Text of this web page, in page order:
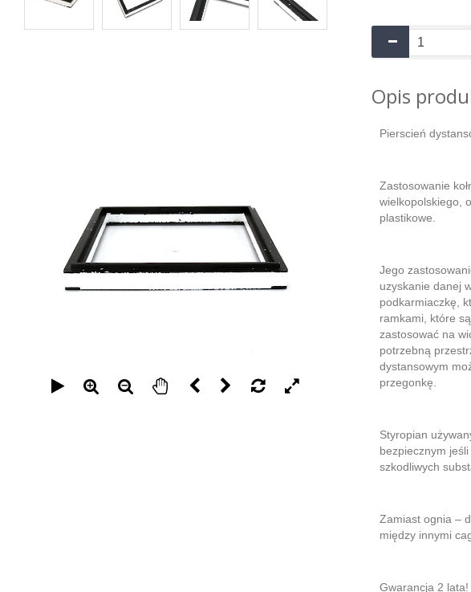
Opis
Pierscień
Zastosowanie
wielkopolskiego,
plastikowe.
Jego
uzyskanie danej
podkarmiaczkę,
ramkami, które
zastosować na
potrzebną
dystansowym
przegonkę.
Styropian
bezpiecznym
szkodliwych
Zamiast ognia –
między innymi
Gwarancja 2 lata!